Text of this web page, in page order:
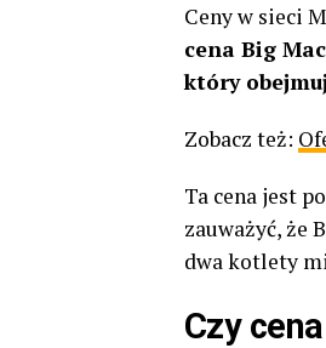
Ceny w sieci
cena Big
który
Zobacz też:
Ta cena jest
zauważyć, że
dwa kotlety
Czy